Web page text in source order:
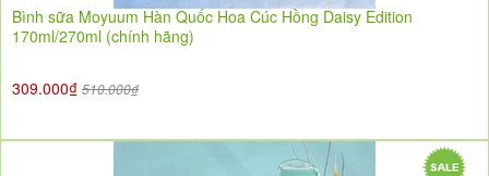
Bình sữa Moyuum Hàn Quốc Hoa Cúc Hồng Daisy Edition
170ml/270ml (chính hãng)
309.000₫ 510.000₫